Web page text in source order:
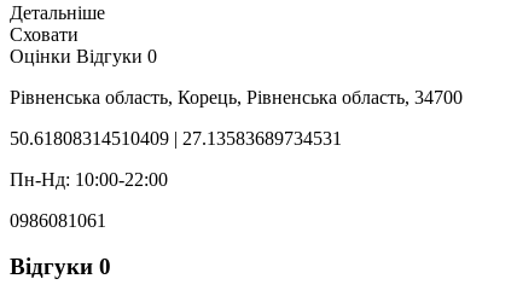
Детальніше
Сховати
Оцінки Відгуки 0
Рівненська область, Корець, Рівненська область, 34700
50.61808314510409 | 27.13583689734531
Пн-Нд: 10:00-22:00
0986081061
Відгуки 0